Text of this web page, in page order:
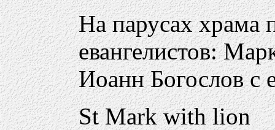
На парусах храма
евангелистов:
Иоанн Богослов с
St Mark with lion